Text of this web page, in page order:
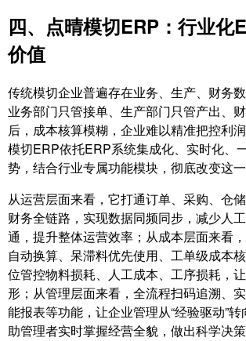
四、点晴模切ERP：行业化
价值
传统模切企业普遍存在业务、生产、财务
业务部门只管接单、生产部门只管产出、
后，成本核算模糊，企业难以精准把控利
模切ERP依托ERP系统集成化、实时化、
势，结合行业专属功能模块，彻底改变这一
从运营层面来看，它打通订单、采购、仓储
财务全链路，实现数据同频同步，减少人
通，提升整体运营效率；从成本层面来看
自动换算、呆滞料优先使用、工单级成本
位管控物料损耗、人工成本、工序损耗，
形；从管理层面来看，全流程扫码追溯、
能报表等功能，让企业管理从“经验驱动”转
助管理者实时掌握经营全貌，做出科学决策